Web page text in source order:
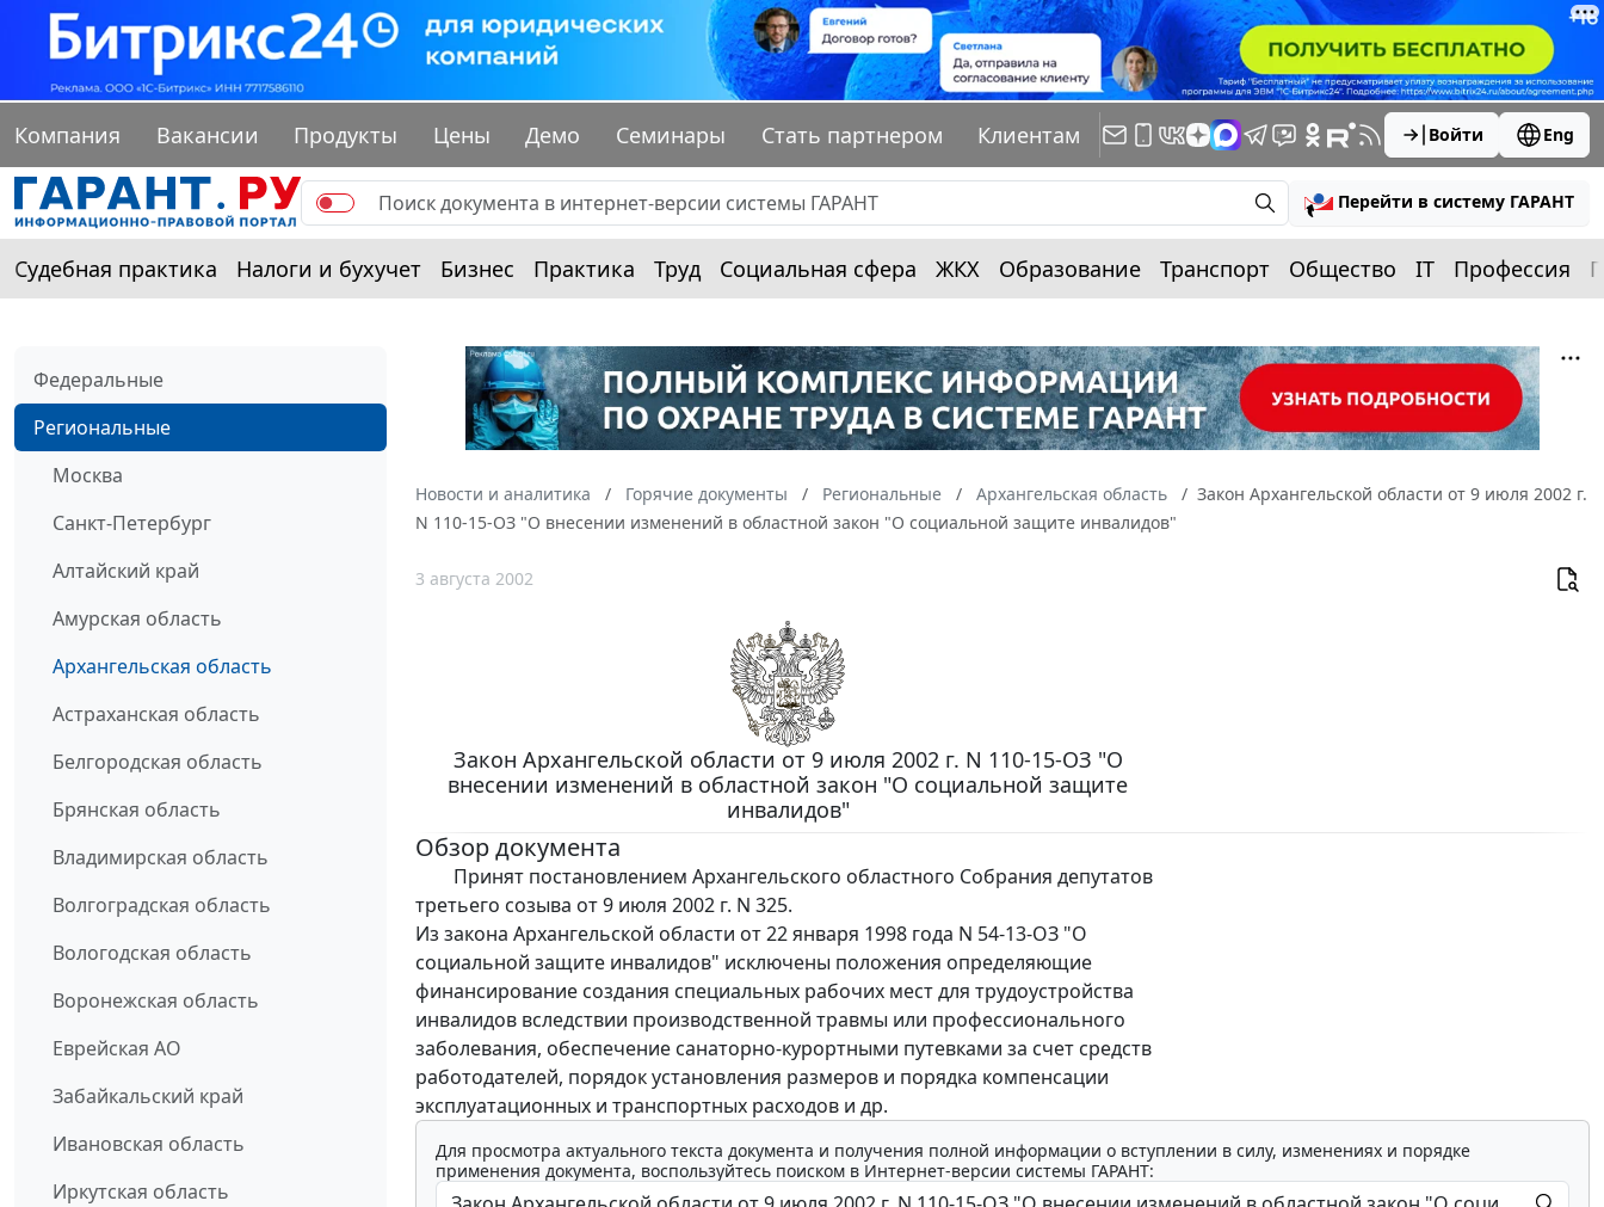
Компания Вакансии Продукты Цены Демо Семинары Стать партнером Клиентам Войти Eng
Перейти в систему ГАРАНТ
Судебная практика Налоги и бухучет Бизнес Практика Труд Социальная сфера ЖКХ Образование Транспорт Общество IT Профессия
Федеральные
Региональные
Москва
Санкт-Петербург
Алтайский край
Амурская область
Архангельская область
Астраханская область
Белгородская область
Брянская область
Владимирская область
Волгоградская область
Вологодская область
Воронежская область
Еврейская АО
Забайкальский край
Ивановская область
Иркутская область
Новости и аналитика Горячие документы Региональные Архангельская область
Закон Архангельской области от 9 июля 2002 г.
N 110-15-ОЗ "О внесении изменений в областной закон "О социальной защите инвалидов"
3 августа 2002
Закон Архангельской области от 9 июля 2002 г. N 110-15-ОЗ "О
внесении изменений в областной закон "О социальной защите
инвалидов"
Обзор документа
Принят постановлением Архангельского областного Собрания депутатов
третьего созыва от 9 июля 2002 г. N 325.
Из закона Архангельской области от 22 января 1998 года N 54-13-ОЗ "О
социальной защите инвалидов" исключены положения определяющие
финансирование создания специальных рабочих мест для трудоустройства
инвалидов вследствии производственной травмы или профессионального
заболевания, обеспечение санаторно-курортными путевками за счет средств
работодателей, порядок установления размеров и порядка компенсации
эксплуатационных и транспортных расходов и др.
Для просмотра актуального текста документа и получения полной информации о вступлении в силу, изменениях и порядке
применения документа, воспользуйтесь поиском в Интернет-версии системы ГАРАНТ: